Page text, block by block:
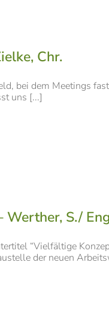
Chr.
bei dem Meetings
uns [...]
S./
“Vielfältige
der neuen